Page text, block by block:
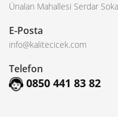
Ünalan Mahallesi Serdar
E-Posta
info@kalitecicek.com
Telefon
0850 441 83 82